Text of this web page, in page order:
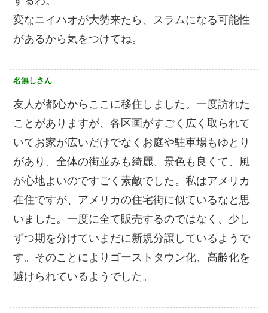
変なニイハオが大勢来たら、スラムになる可能性
があるから気をつけてね。
名無しさん
友人が都心からここに移住しました。一度訪れた
ことがありますが、各区画がすごく広く取られて
いてお家が広いだけでなくお庭や駐車場もゆとり
があり、全体の街並みも綺麗、景色も良くて、風
が心地よいのですごく素敵でした。私はアメリカ
在住ですが、アメリカの住宅街に似ているなと思
いました。一度に全て販売するのではなく、少し
ずつ期を分けていまだに新規分譲しているようで
す。そのことによりゴーストタウン化、高齢化を
避けられているようでした。